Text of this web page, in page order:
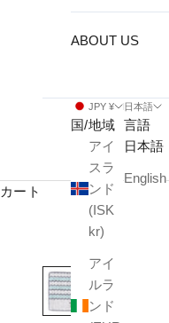
ABOUT US
JPY ¥
国/地域
アイ
スラ
ンド
(ISK
kr)
アイ
ルラ
ンド
日本語
言語
日本語
English
カート